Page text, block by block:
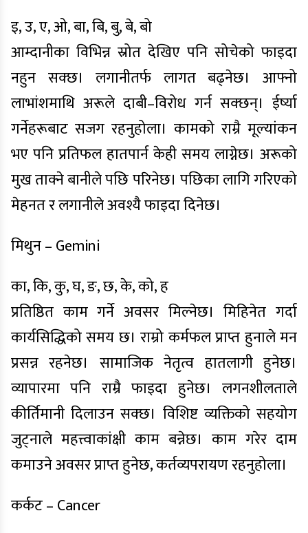
इ, उ, ए, ओ, बा, बि, बु, बे, बो
आम्दानीका विभिन्न स्रोत देखिए पनि सोचेको फाइदा
नहुन सक्छ। लगानीतर्फ लागत बढ्नेछ। आफ्नो
लाभांशमाथि अरूले दाबी–विरोध गर्न सक्छन्। ईर्ष्या
गर्नेहरूबाट सजग रहनुहोला। कामको राम्रै मूल्यांकन
भए पनि प्रतिफल हातपार्न केही समय लाग्नेछ। अरूको
मुख ताक्ने बानीले पछि परिनेछ। पछिका लागि गरिएको
मेहनत र लगानीले अवश्यै फाइदा दिनेछ।
मिथुन – Gemini
का, कि, कु, घ, ङ, छ, के, को, ह
प्रतिष्ठित काम गर्ने अवसर मिल्नेछ। मिहिनेत गर्दा
कार्यसिद्धिको समय छ। राम्रो कर्मफल प्राप्त हुनाले मन
प्रसन्न रहनेछ। सामाजिक नेतृत्व हातलागी हुनेछ।
व्यापारमा पनि राम्रै फाइदा हुनेछ। लगनशीलताले
कीर्तिमानी दिलाउन सक्छ। विशिष्ट व्यक्तिको सहयोग
जुट्नाले महत्त्वाकांक्षी काम बन्नेछ। काम गरेर दाम
कमाउने अवसर प्राप्त हुनेछ, कर्तव्यपरायण रहनुहोला।
कर्कट – Cancer